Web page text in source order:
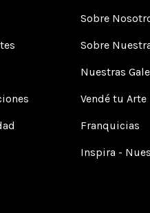
Sobre
Sobre
Nuestras
Vendé tu Arte
Franquicias
Inspira -